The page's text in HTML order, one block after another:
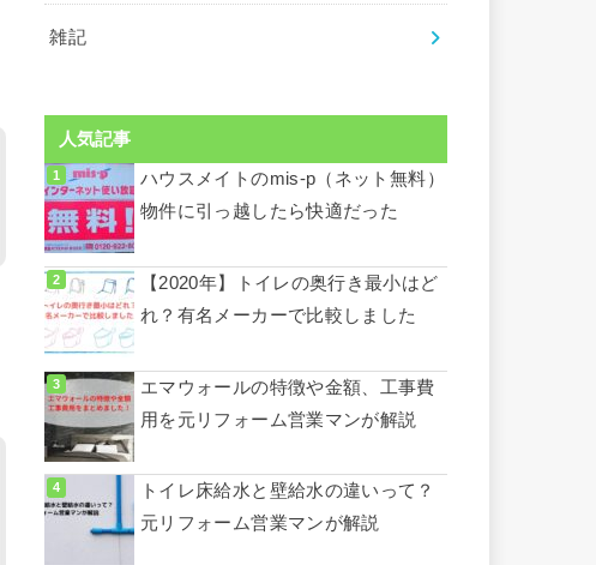
雑記
人気記事
ハウスメイトのmis-p（ネット無料）
物件に引っ越したら快適だった
【2020年】トイレの奥行き最小はど
れ？有名メーカーで比較しました
エマウォールの特徴や金額、工事費
用を元リフォーム営業マンが解説
トイレ床給水と壁給水の違いって？
元リフォーム営業マンが解説